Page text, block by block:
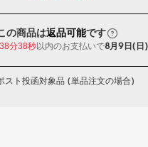
の商品は返品可能です
分37秒以内のお支払いで8月9日(日)
スト投函対象品 (単品注文の場合)